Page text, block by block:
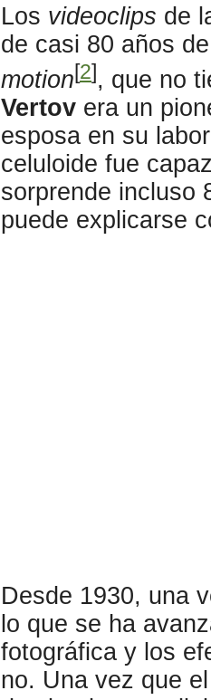
Los videoclips de
de casi 80 años
motion[2], que no
Vertov era un
esposa en su
celuloide fue
sorprende incluso
puede explicarse
Desde 1930, una
lo que se ha
fotográfica y los
no. Una vez que